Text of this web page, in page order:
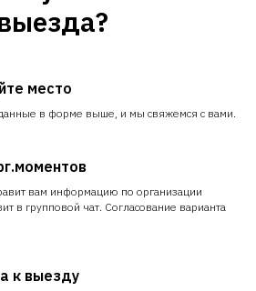
место
в форме выше, и мы свяжемся с вами.
вам информацию по организации
в групповой чат. Согласование варианта
к выезду